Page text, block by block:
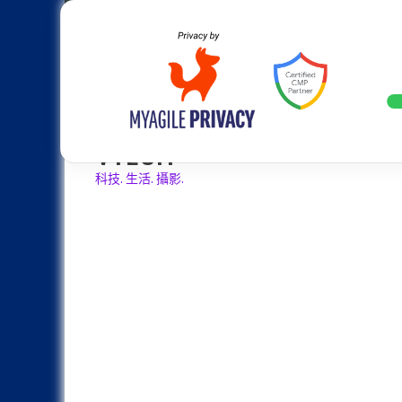
Skip
設計往旗艦機靠攏：Samsung
VTECH
科技. 生活. 攝影.